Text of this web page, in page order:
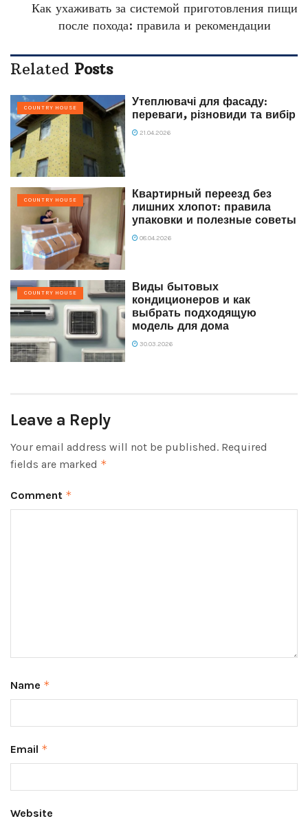
Как ухаживать за системой приготовления пищи
после похода: правила и рекомендации
Related Posts
COUNTRY HOUSE
Утеплювачі для фасаду:
переваги, різновиди та вибір
21.04.2026
COUNTRY HOUSE
Квартирный переезд без
лишних хлопот: правила
упаковки и полезные советы
08.04.2026
COUNTRY HOUSE
Виды бытовых
кондиционеров и как
выбрать подходящую
модель для дома
30.03.2026
Leave a Reply
Your email address will not be published. Required
fields are marked *
Comment *
Name *
Email *
Website